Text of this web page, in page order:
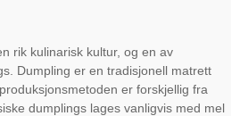
rik kulinarisk kultur, og en av
Dumpling er en tradisjonell matrett
er forskjellig fra
dumplings lages vanligvis med mel